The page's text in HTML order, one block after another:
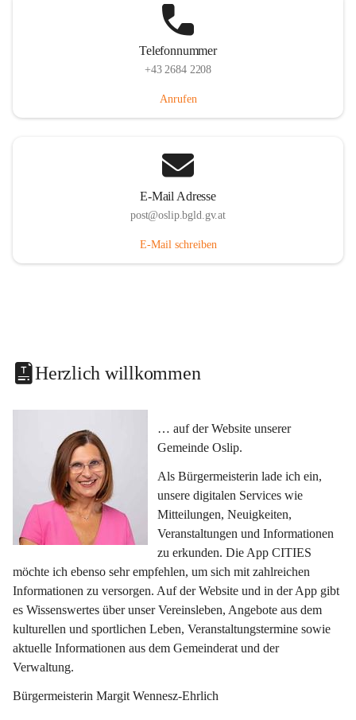
Telefonnummer
+43 2684 2208
Anrufen
E-Mail Adresse
post@oslip.bgld.gv.at
E-Mail schreiben
Herzlich willkommen
… auf der Website unserer
Gemeinde Oslip.
Als Bürgermeisterin lade ich ein,
unsere digitalen Services wie
Mitteilungen, Neuigkeiten,
Veranstaltungen und Informationen
zu erkunden. Die App CITIES
möchte ich ebenso sehr empfehlen, um sich mit zahlreichen
Informationen zu versorgen. Auf der Website und in der App gibt
es Wissenswertes über unser Vereinsleben, Angebote aus dem
kulturellen und sportlichen Leben, Veranstaltungstermine sowie
aktuelle Informationen aus dem Gemeinderat und der
Verwaltung.
Bürgermeisterin Margit Wennesz-Ehrlich